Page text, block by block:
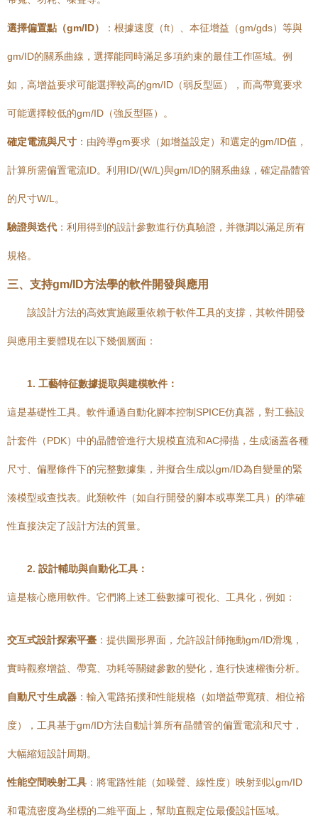
選擇偏置點（gm/ID） ：根據速度（ft）、本征增益（gm/gds）等與
gm/ID的關系曲線，選擇能同時滿足多項約束的最佳工作區域。例
如，高增益要求可能選擇較高的gm/ID（弱反型區），而高帶寬要求
可能選擇較低的gm/ID（強反型區）。
確定電流與尺寸 ：由跨導gm要求（如增益設定）和選定的gm/ID值，
計算所需偏置電流ID。利用ID/(W/L)與gm/ID的關系曲線，確定晶體管
的尺寸W/L。
驗證與迭代 ：利用得到的設計參數進行仿真驗證，并微調以滿足所有
規格。
三、支持gm/ID方法學的軟件開發與應用
該設計方法的高效實施嚴重依賴于軟件工具的支撐，其軟件開發
與應用主要體現在以下幾個層面：
1. 工藝特征數據提取與建模軟件：
這是基礎性工具。軟件通過自動化腳本控制SPICE仿真器，對工藝設
計套件（PDK）中的晶體管進行大規模直流和AC掃描，生成涵蓋各種
尺寸、偏壓條件下的完整數據集，并擬合生成以gm/ID為自變量的緊
湊模型或查找表。此類軟件（如自行開發的腳本或專業工具）的準確
性直接決定了設計方法的質量。
2. 設計輔助與自動化工具：
這是核心應用軟件。它們將上述工藝數據可視化、工具化，例如：
交互式設計探索平臺 ：提供圖形界面，允許設計師拖動gm/ID滑塊，
實時觀察增益、帶寬、功耗等關鍵參數的變化，進行快速權衡分析。
自動尺寸生成器 ：輸入電路拓撲和性能規格（如增益帶寬積、相位裕
度），工具基于gm/ID方法自動計算所有晶體管的偏置電流和尺寸，
大幅縮短設計周期。
性能空間映射工具 ：將電路性能（如噪聲、線性度）映射到以gm/ID
和電流密度為坐標的二維平面上，幫助直觀定位最優設計區域。